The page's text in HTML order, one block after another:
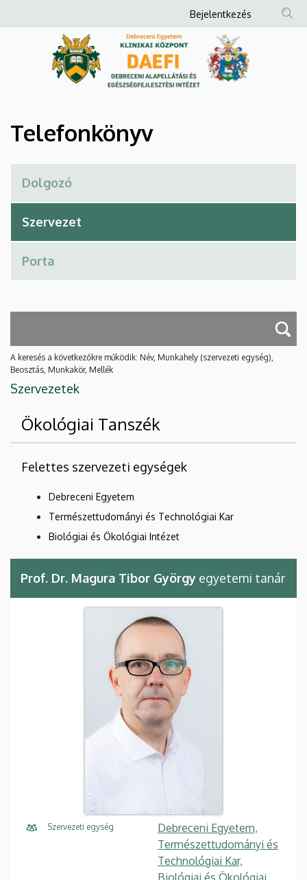
Debreceni
és
Egészségfejlesztési
Intézet
a
Anonim
Felhasználói
fiók
menüje
Bejelentkezés
Telefonkönyv
A keresés a következőkre működik: Név, Munkahely (szervezeti egység),
Beosztás, Munkakör, Mellék
Szervezetek
Ökológiai Tanszék
Felettes szervezeti egységek
Debreceni Egyetem
Természettudományi és Technológiai Kar
Biológiai és Ökológiai Intézet
Prof. Dr. Magura Tibor György egyetemi tanár
Szervezeti egység
Debreceni Egyetem,
Természettudományi és
Technológiai Kar,